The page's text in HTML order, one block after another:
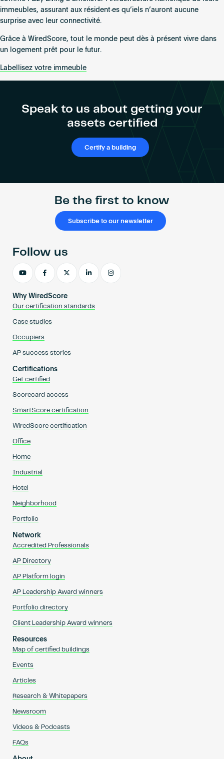
immeubles, assurant aux résident·es qu’iels n’auront aucune
surprise avec leur connectivité.
Grâce à WiredScore, tout le monde peut dès à présent vivre dans
un logement prêt pour le futur.
Labellisez votre immeuble
Speak to us about getting your
assets certified
Certify a building
Be the first to know
Subscribe to our newsletter
Why WiredScore
Our certification standards
Case studies
Occupiers
AP success stories
Certifications
Get certified
Scorecard access
SmartScore certification
WiredScore certification
Office
Home
Industrial
Hotel
Neighborhood
Portfolio
Network
Accredited Professionals
AP Directory
AP Platform login
AP Leadership Award winners
Portfolio directory
Client Leadership Award winners
Resources
Map of certified buildings
Events
Articles
Research & Whitepapers
Newsroom
Videos & Podcasts
FAQs
Follow us